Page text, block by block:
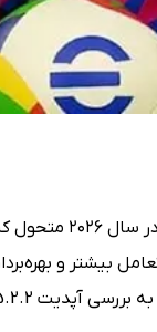
آپدیت 5.2.2 ای فوتبال موبایل، یک
بیشتر و